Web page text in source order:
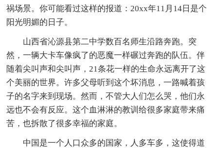
祸场景。你可能看过这样的报道：20xx年11月14日是个
阳光明媚的日子。
山西省沁源县第二中学数百名师生沿路奔跑。突
然，一辆大卡车像疯了的恶魔一样碾过奔跑的队伍。伴
随着尖叫声和尖叫声，21条花一样的生命永远离开了这
个美丽的世界。许多父母听到这个坏消息，一路喊着孩
子的名字来到现场。然而，不管大人们怎么哭，他们永
远也不会有反应。这个血淋淋的教训给很多家庭带来痛
苦，也拆散了很多幸福的家庭。
中国是一个人口众多的国家，人多车多，这使得道